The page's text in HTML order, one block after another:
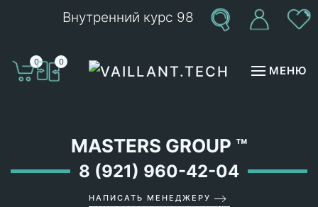
Внутренний курс 98
0 0
МЕНЮ
MASTERS GROUP ™
8 (921) 960-42-04
НАПИСАТЬ МЕНЕДЖЕРУ